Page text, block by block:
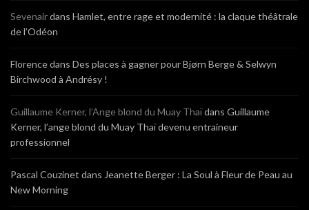
Sevenairdans Hamlet, entre rage et modernité : la claque théâtrale
de l’Odéon
Florencedans Des places à gagner pour Bjørn Berge & Selwyn
Birchwood à Andrésy !
Guillaume Kerner, l’Ange blond du Muay Thaïdans Guillaume
Kerner, l’ange blond du Muay Thaï devenu entraineur
professionnel
Pascal Couzinet dans Jeanette Berger : La Soul à Fleur de Peau au
New Morning